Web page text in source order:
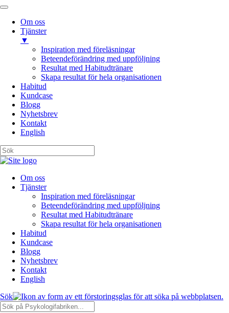
Om oss
Tjänster
▼
Inspiration med föreläsningar
Beteendeförändring med uppföljning
Resultat med Habitudtränare
Skapa resultat för hela organisationen
Habitud
Kundcase
Blogg
Nyhetsbrev
Kontakt
English
Om oss
Tjänster
Inspiration med föreläsningar
Beteendeförändring med uppföljning
Resultat med Habitudtränare
Skapa resultat för hela organisationen
Habitud
Kundcase
Blogg
Nyhetsbrev
Kontakt
English
Sök